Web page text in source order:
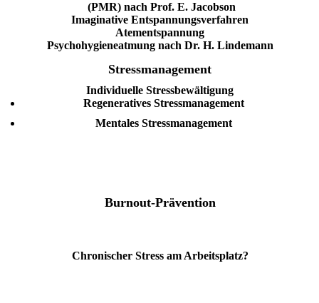
(PMR) nach Prof. E. Jacobson
Imaginative Entspannungsverfahren
Atementspannung
Psychohygieneatmung nach Dr. H. Lindemann
Stressmanagement
Individuelle Stressbewältigung
RegenerativesStressmanagement
Mentales Stressmanagement
Burnout-Prävention
Chronischer Stress am Arbeitsplatz?